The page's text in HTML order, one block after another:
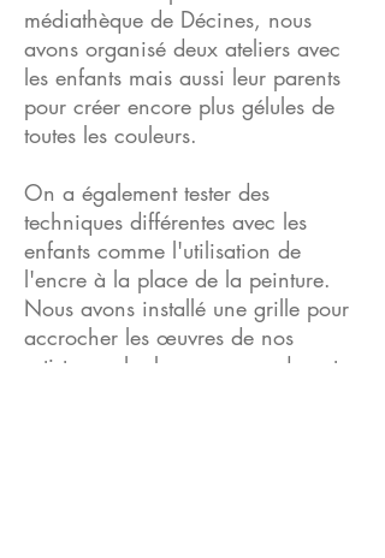
médiathèque de Décines, nous
avons organisé deux ateliers avec
les enfants mais aussi leur parents
pour créer encore plus gélules de
toutes les couleurs.
On a également tester des
techniques différentes avec les
enfants comme l'utilisation de
l'encre à la place de la peinture.
Nous avons installé une grille pour
accrocher les œuvres de nos
artistes en herbes au cœur de notre